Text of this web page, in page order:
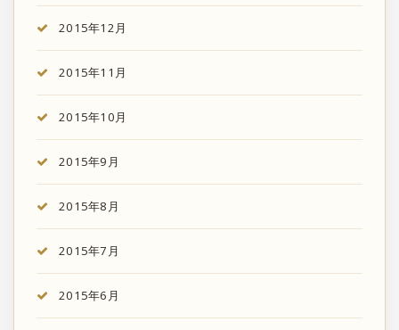
2015年12月
2015年11月
2015年10月
2015年9月
2015年8月
2015年7月
2015年6月